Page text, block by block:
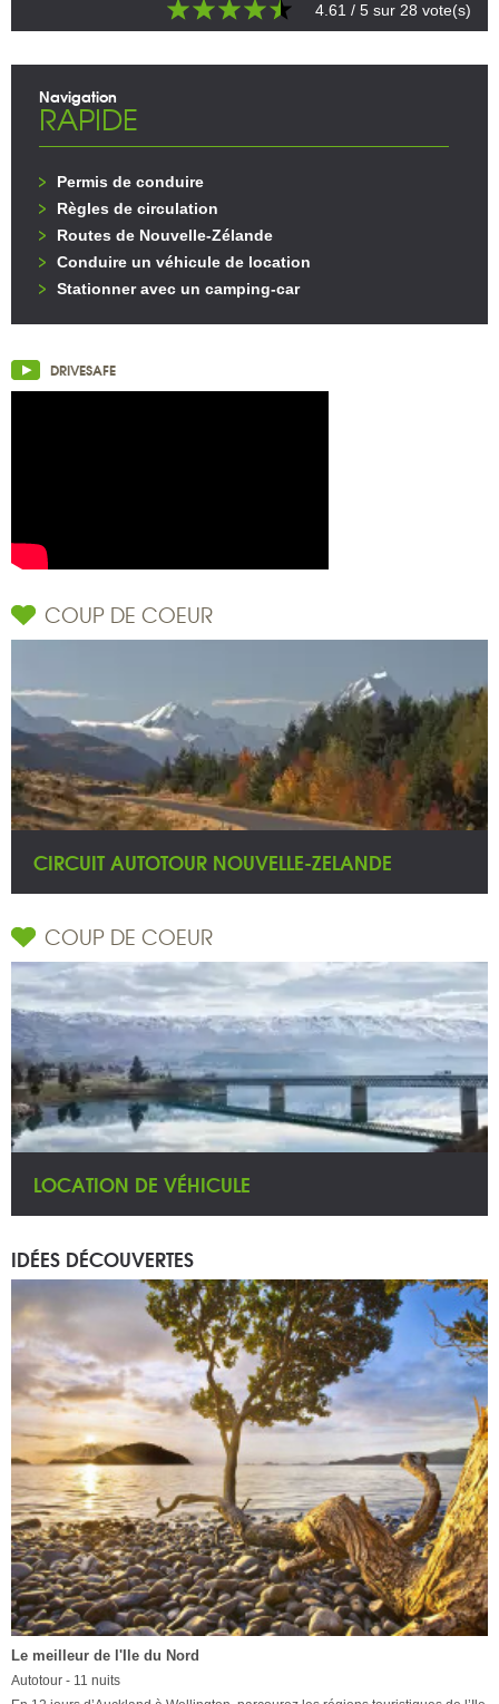
4.61 / 5 sur 28 vote(s)
Navigation
RAPIDE
Permis de conduire
Règles de circulation
Routes de Nouvelle-Zélande
Conduire un véhicule de location
Stationner avec un camping-car
DRIVESAFE
COUP DE COEUR
CIRCUIT AUTOTOUR NOUVELLE-ZELANDE
COUP DE COEUR
LOCATION DE VÉHICULE
IDÉES DÉCOUVERTES
Le meilleur de l'Ile du Nord
Autotour - 11 nuits